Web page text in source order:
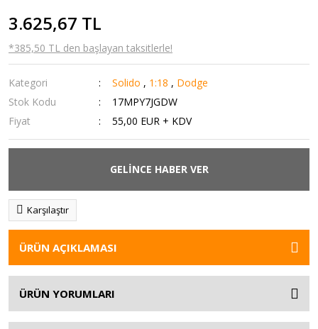
3.625,67 TL
*385,50 TL den başlayan taksitlerle!
Kategori Solido , 1:18 , Dodge
Stok Kodu
17MPY7JGDW
Fiyat
55,00 EUR + KDV
GELİNCE HABER VER
Karşılaştır
ÜRÜN AÇIKLAMASI
ÜRÜN YORUMLARI